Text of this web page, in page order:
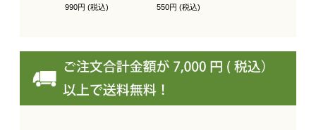
990円 (税込)
550円 (税込)